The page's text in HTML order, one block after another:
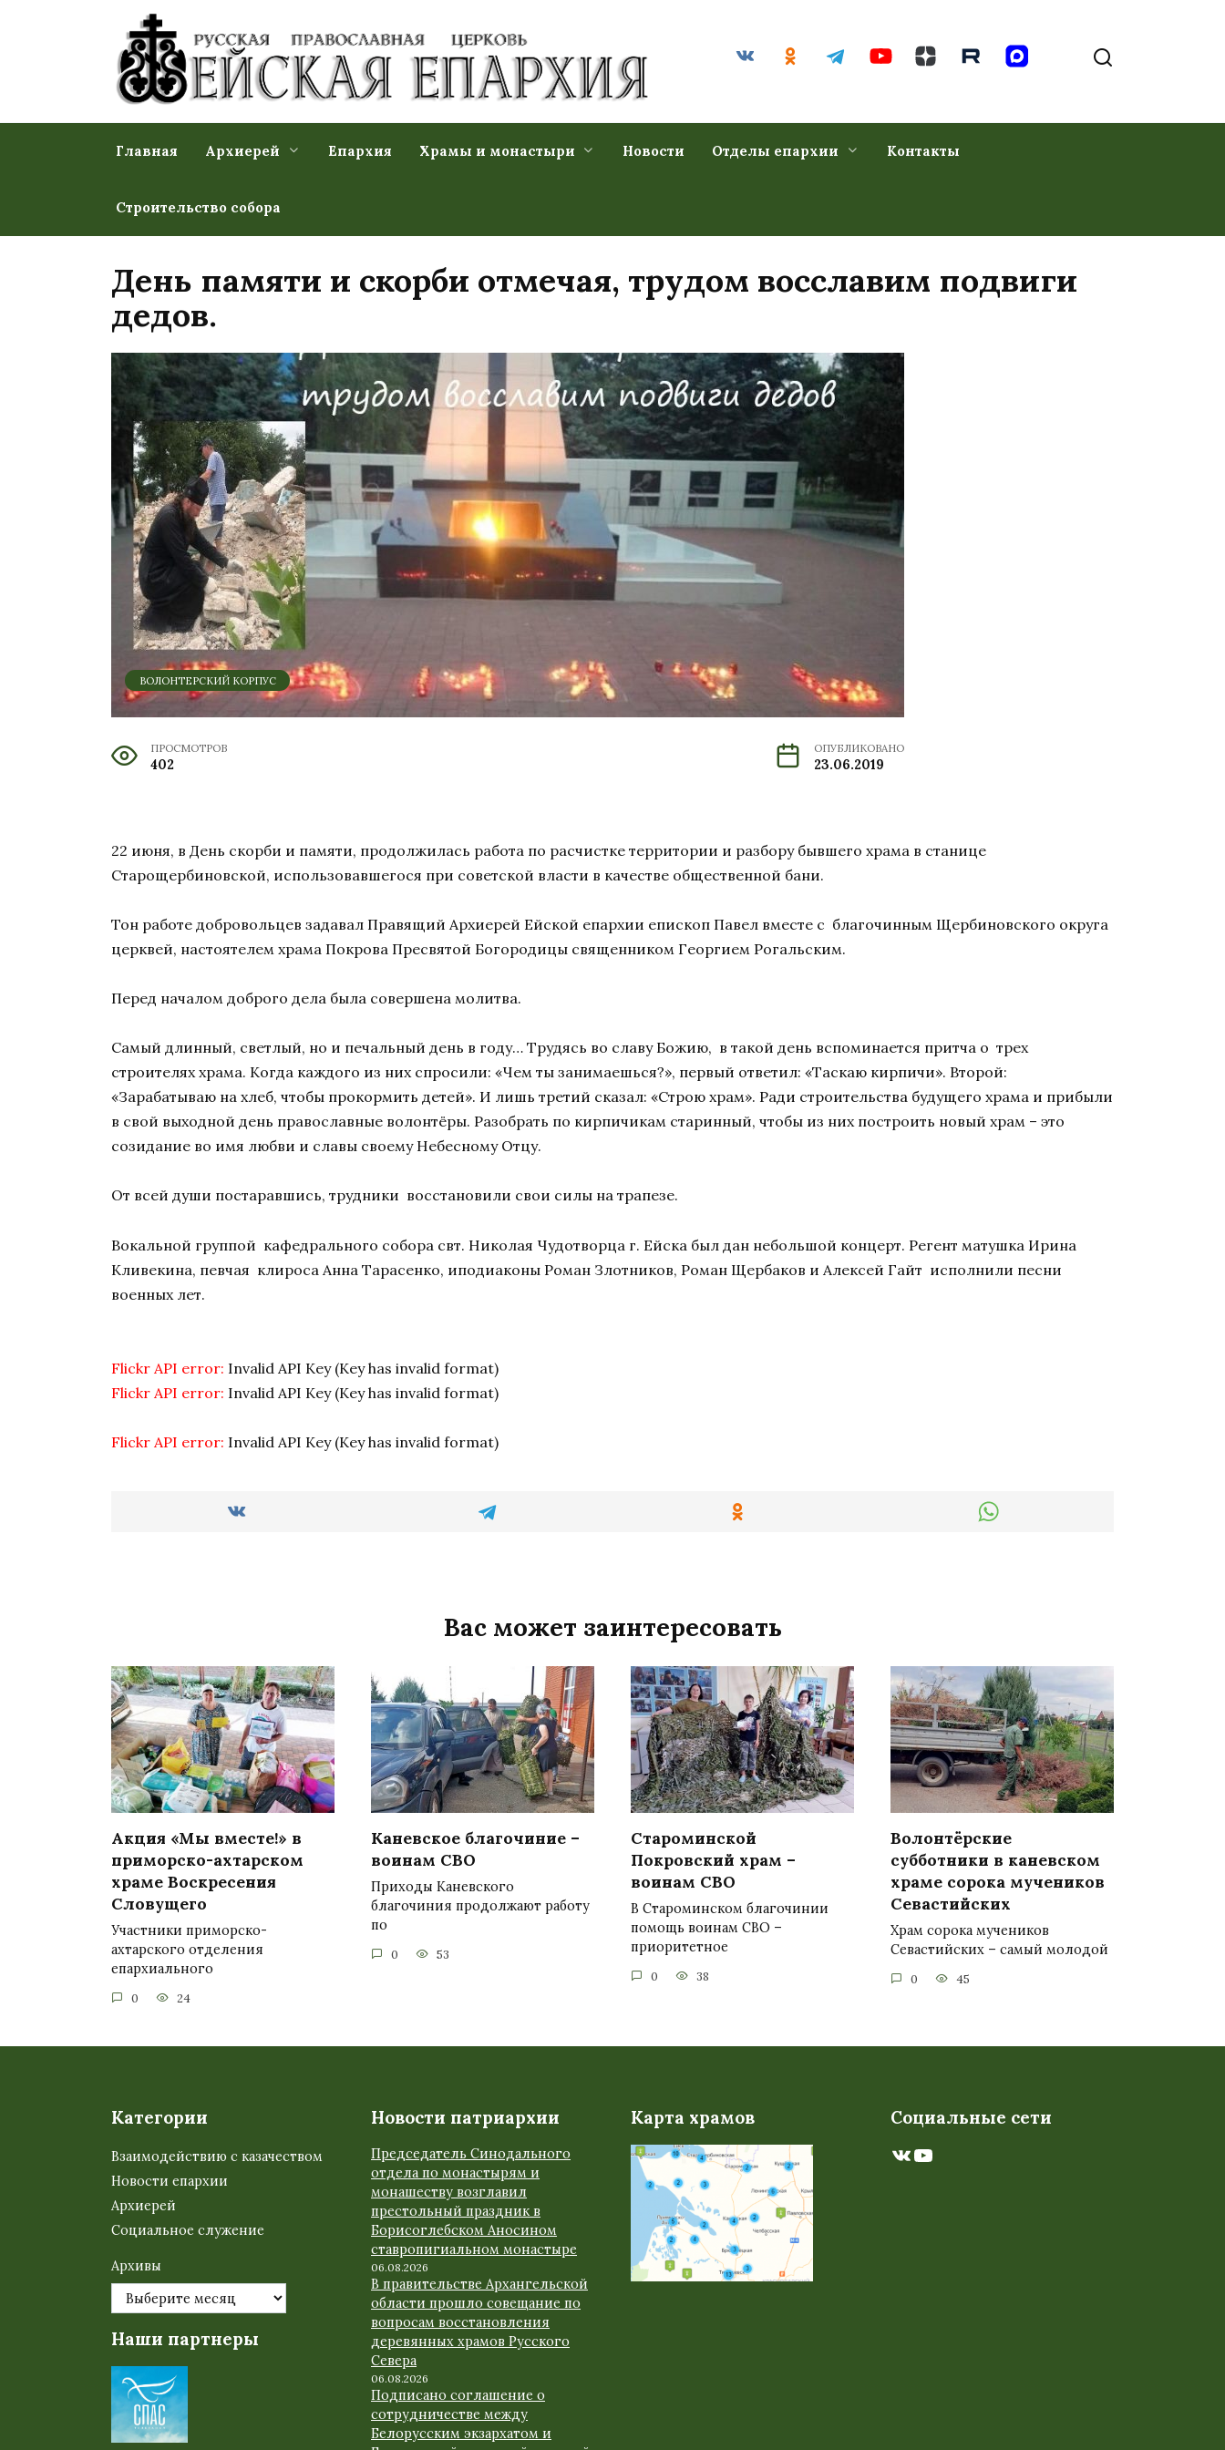
Главная Архиерей Епархия Храмы и монастыри Новости Отделы епархии Контакты
Строительство собора
День памяти и скорби отмечая, трудом восславим подвиги
дедов.
ВОЛОНТЕРСКИЙ КОРПУС
ПРОСМОТРОВ
402
ОПУБЛИКОВАНО
23.06.2019
22 июня, в День скорби и памяти, продолжилась работа по расчистке территории и разбору бывшего храма в станице
Старощербиновской, использовавшегося при советской власти в качестве общественной бани.
Тон работе добровольцев задавал Правящий Архиерей Ейской епархии епископ Павел вместе с благочинным Щербиновского округа
церквей, настоятелем храма Покрова Пресвятой Богородицы священником Георгием Рогальским.
Перед началом доброго дела была совершена молитва.
Самый длинный, светлый, но и печальный день в году… Трудясь во славу Божию, в такой день вспоминается притча о трех
строителях храма. Когда каждого из них спросили: «Чем ты занимаешься?», первый ответил: «Таскаю кирпичи». Второй:
«Зарабатываю на хлеб, чтобы прокормить детей». И лишь третий сказал: «Строю храм». Ради строительства будущего храма и прибыли
в свой выходной день православные волонтёры. Разобрать по кирпичикам старинный, чтобы из них построить новый храм – это
созидание во имя любви и славы своему Небесному Отцу.
От всей души постаравшись, трудники восстановили свои силы на трапезе.
Вокальной группой кафедрального собора свт. Николая Чудотворца г. Ейска был дан небольшой концерт. Регент матушка Ирина
Кливекина, певчая клироса Анна Тарасенко, иподиаконы Роман Злотников, Роман Щербаков и Алексей Гайт исполнили песни
военных лет.
Flickr API error: Invalid API Key (Key has invalid format)
Flickr API error: Invalid API Key (Key has invalid format)
Flickr API error: Invalid API Key (Key has invalid format)
Вас может заинтересовать
Акция «Мы вместе!» в
приморско-ахтарском
храме Воскресения
Словущего
Участники приморско-
ахтарского отделения
епархиального
0 24
Каневское благочиние –
воинам СВО
Приходы Каневского
благочиния продолжают работу
по
0 53
Староминской
Покровский храм –
воинам СВО
В Староминском благочинии
помощь воинам СВО –
приоритетное
0 38
Волонтёрские
субботники в каневском
храме сорока мучеников
Севастийских
Храм сорока мучеников
Севастийских – самый молодой
0 45
Категории
Взаимодействию с казачеством
Новости епархии
Архиерей
Социальное служение
Архивы
Наши партнеры
Новости патриархии
Председатель Синодального
отдела по монастырям и
монашеству возглавил
престольный праздник в
Борисоглебском Аносином
ставропигиальном монастыре
06.08.2026
В правительстве Архангельской
области прошло совещание по
вопросам восстановления
деревянных храмов Русского
Севера
06.08.2026
Подписано соглашение о
сотрудничестве между
Белорусским экзархатом и
Карта храмов Социальные сети
ВКонтакте
YouTube